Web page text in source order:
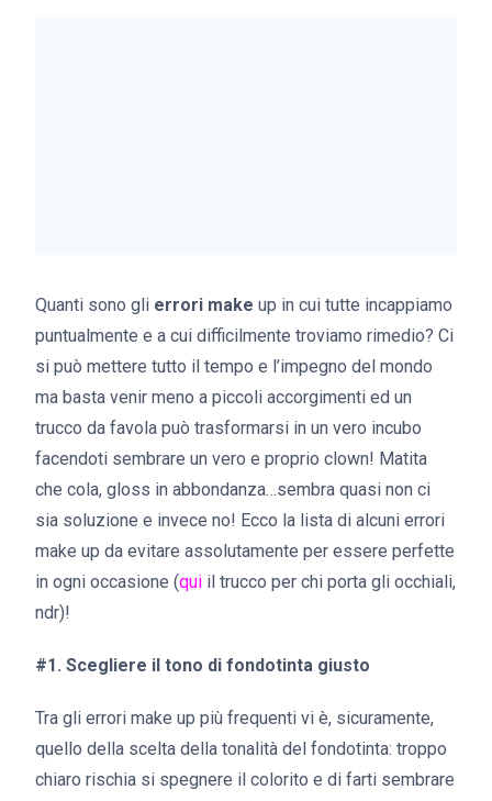
Quanti sono gli errori make up in cui tutte incappiamo
puntualmente e a cui difficilmente troviamo rimedio? Ci
si può mettere tutto il tempo e l’impegno del mondo
ma basta venir meno a piccoli accorgimenti ed un
trucco da favola può trasformarsi in un vero incubo
facendoti sembrare un vero e proprio clown! Matita
che cola, gloss in abbondanza…sembra quasi non ci
sia soluzione e invece no! Ecco la lista di alcuni errori
make up da evitare assolutamente per essere perfette
in ogni occasione (qui il trucco per chi porta gli occhiali,
ndr)!
#1. Scegliere il tono di fondotinta giusto
Tra gli errori make up più frequenti vi è, sicuramente,
quello della scelta della tonalità del fondotinta: troppo
chiaro rischia si spegnere il colorito e di farti sembrare